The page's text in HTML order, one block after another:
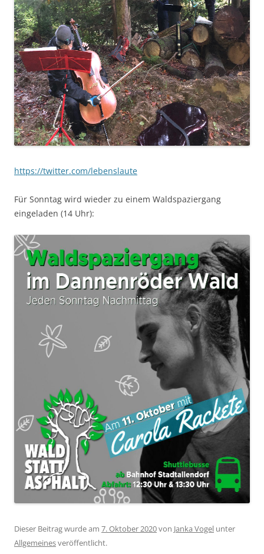
https://twitter.com/lebenslaute
Für Sonntag wird wieder zu einem Waldspaziergang
eingeladen (14 Uhr):
Dieser Beitrag wurde am 7. Oktober 2020von Janka Vogel unter
Allgemeinesveröffentlicht.